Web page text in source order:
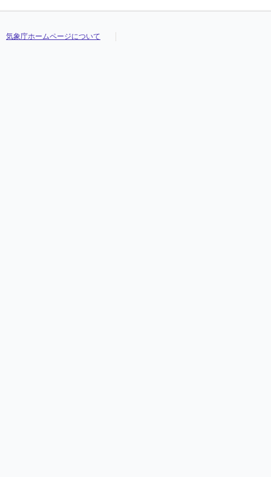
気象庁ホームページについて